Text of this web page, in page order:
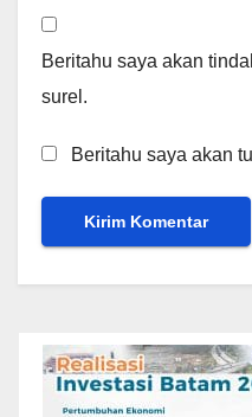
Beritahu saya akan
surel.
Beritahu saya akan